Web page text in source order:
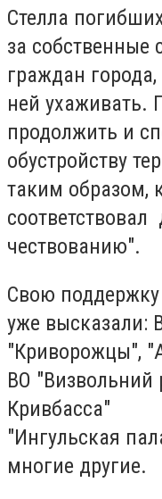
Стелла
за собственные
граждан
ней ухаживать.
продолжить и
обустройству
таким образом,
чествованию".
Свою
уже высказали:
"Криворожцы",
ВО "Визвольний
Кривбасса"
"Ингульская
многие другие.